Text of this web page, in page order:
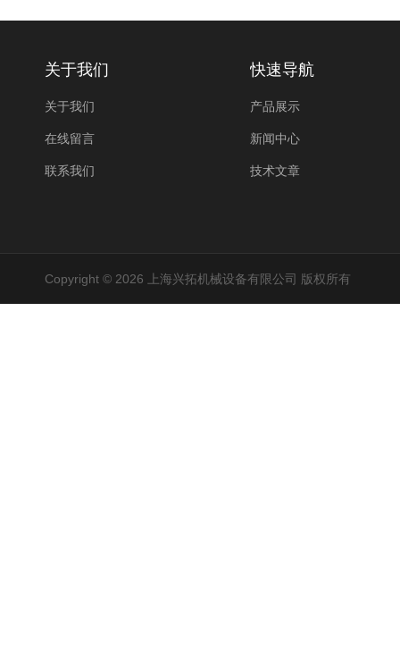
关于我们
关于我们
在线留言
联系我们
快速导航
产品展示
新闻中心
技术文章
Copyright © 2026 上海兴拓机械设备有限公司 版权所有